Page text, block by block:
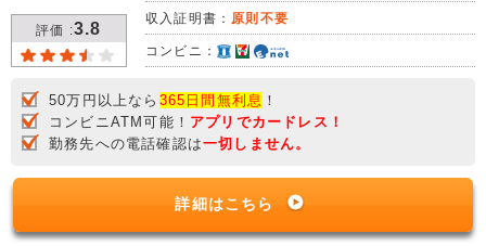
評価 :3.8
収入証明書： 原則不要
コンビニ：
50万円以上なら 365日間無利息 ！
コンビニATM可能！ アプリでカードレス！
勤務先への電話確認は一切しません。
詳細はこちら